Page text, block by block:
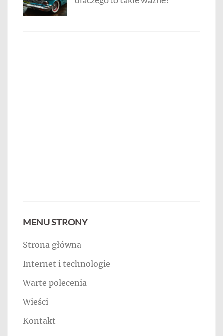
MENU STRONY
Strona główna
Internet i technologie
Warte polecenia
Wieści
Kontakt